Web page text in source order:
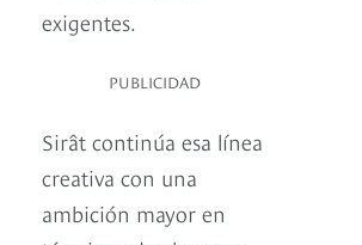
exigentes.
PUBLICIDAD
Sirât continúa esa línea
creativa con una
ambición mayor en